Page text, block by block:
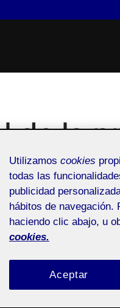
de la
Utilizamos cookies
todas las
publicidad
hábitos de navegación.
haciendo clic abajo, u
cookies.
Aceptar